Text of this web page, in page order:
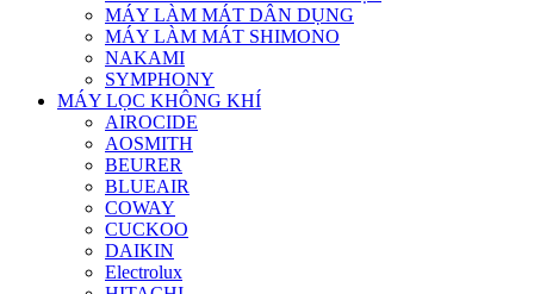
MÁY LÀM MÁT DÂN DỤNG
MÁY LÀM MÁT SHIMONO
NAKAMI
SYMPHONY
MÁY LỌC KHÔNG KHÍ
AIROCIDE
AOSMITH
BEURER
BLUEAIR
COWAY
CUCKOO
DAIKIN
Electrolux